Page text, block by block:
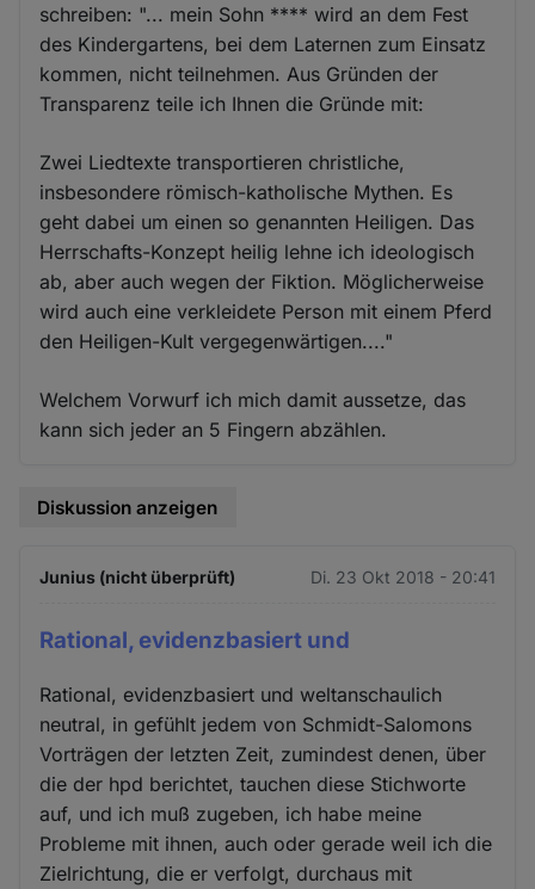
schreiben: "... mein Sohn **** wird an dem Fest
des Kindergartens, bei dem Laternen zum Einsatz
kommen, nicht teilnehmen. Aus Gründen der
Transparenz teile ich Ihnen die Gründe mit:
Zwei Liedtexte transportieren christliche,
insbesondere römisch-katholische Mythen. Es
geht dabei um einen so genannten Heiligen. Das
Herrschafts-Konzept heilig lehne ich ideologisch
ab, aber auch wegen der Fiktion. Möglicherweise
wird auch eine verkleidete Person mit einem Pferd
den Heiligen-Kult vergegenwärtigen...."
Welchem Vorwurf ich mich damit aussetze, das
kann sich jeder an 5 Fingern abzählen.
Diskussion anzeigen
Junius (nicht überprüft) Di. 23 Okt 2018 - 20:41
Rational, evidenzbasiert und
Rational, evidenzbasiert und weltanschaulich
neutral, in gefühlt jedem von Schmidt-Salomons
Vorträgen der letzten Zeit, zumindest denen, über
die der hpd berichtet, tauchen diese Stichworte
auf, und ich muß zugeben, ich habe meine
Probleme mit ihnen, auch oder gerade weil ich die
Zielrichtung, die er verfolgt, durchaus mit